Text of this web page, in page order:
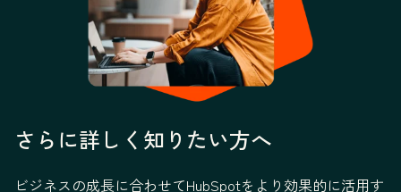
さらに詳しく知りたい方へ
ビジネスの成長に合わせてHubSpotをより効果的に活用す